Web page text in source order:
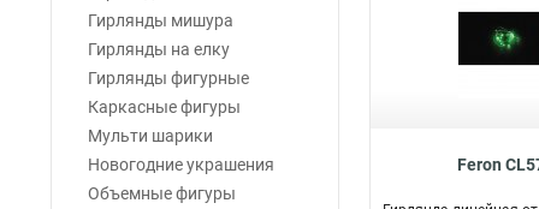
Гирлянды мишура
Гирлянды на елку
Гирлянды фигурные
Каркасные фигуры
Мульти шарики
Новогодние украшения
Объемные фигуры
Feron